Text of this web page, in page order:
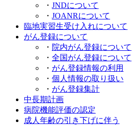
・ JNDについて
・ JOANRについて
臨地実習生受け入れについて
がん登録について
・ 院内がん登録について
・ 全国がん登録について
・ がん登録情報の利用
・ 個人情報の取り扱い
・ がん登録集計
中長期計画
病院機能評価の認定
成人年齢の引き下げに伴う